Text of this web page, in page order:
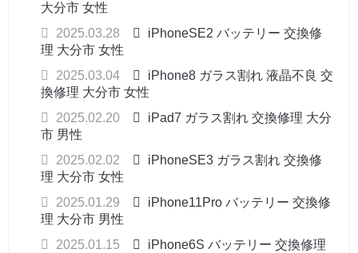
大分市 女性
2025.03.28
iPhoneSE2 バッテリー 交換修
理 大分市 女性
2025.03.04
iPhone8 ガラス割れ 液晶不良 交
換修理 大分市 女性
2025.02.20
iPad7 ガラス割れ 交換修理 大分
市 男性
2025.02.02
iPhoneSE3 ガラス割れ 交換修
理 大分市 女性
2025.01.29
iPhone11Pro バッテリー 交換修
理 大分市 男性
2025.01.15
iPhone6S バッテリー 交換修理